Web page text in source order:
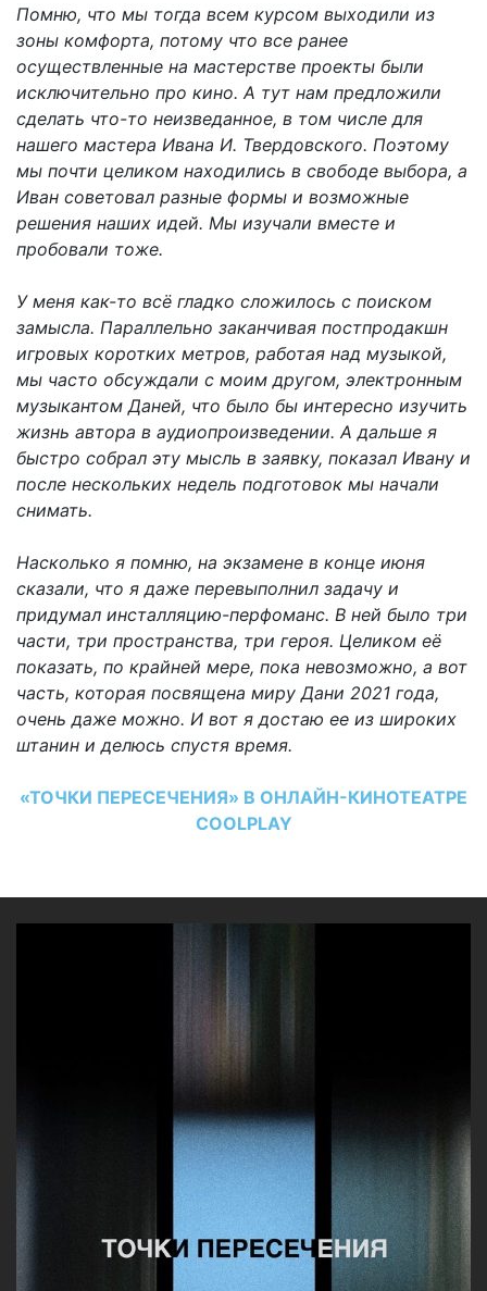
Помню, что мы тогда всем курсом выходили из
зоны комфорта, потому что все ранее
осуществленные на мастерстве проекты были
исключительно про кино. А тут нам предложили
сделать что-то неизведанное, в том числе для
нашего мастера Ивана И. Твердовского. Поэтому
мы почти целиком находились в свободе выбора, а
Иван советовал разные формы и возможные
решения наших идей. Мы изучали вместе и
пробовали тоже.
У меня как-то всё гладко сложилось с поиском
замысла. Параллельно заканчивая постпродакшн
игровых коротких метров, работая над музыкой,
мы часто обсуждали с моим другом, электронным
музыкантом Даней, что было бы интересно изучить
жизнь автора в аудиопроизведении. А дальше я
быстро собрал эту мысль в заявку, показал Ивану и
после нескольких недель подготовок мы начали
снимать.
Насколько я помню, на экзамене в конце июня
сказали, что я даже перевыполнил задачу и
придумал инсталляцию-перфоманс. В ней было три
части, три пространства, три героя. Целиком её
показать, по крайней мере, пока невозможно, а вот
часть, которая посвящена миру Дани 2021 года,
очень даже можно. И вот я достаю ее из широких
штанин и делюсь спустя время.
«ТОЧКИ ПЕРЕСЕЧЕНИЯ» В ОНЛАЙН-КИНОТЕАТРЕ
COOLPLAY